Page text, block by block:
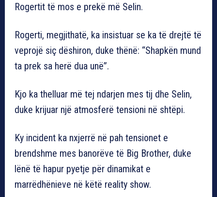
Rogertit të mos e prekë më Selin.
Rogerti, megjithatë, ka insistuar se ka të drejtë të
veprojë siç dëshiron, duke thënë: “Shapkën mund
ta prek sa herë dua unë”.
Kjo ka thelluar më tej ndarjen mes tij dhe Selin,
duke krijuar një atmosferë tensioni në shtëpi.
Ky incident ka nxjerrë në pah tensionet e
brendshme mes banorëve të Big Brother, duke
lënë të hapur pyetje për dinamikat e
marrëdhënieve në këtë reality show.